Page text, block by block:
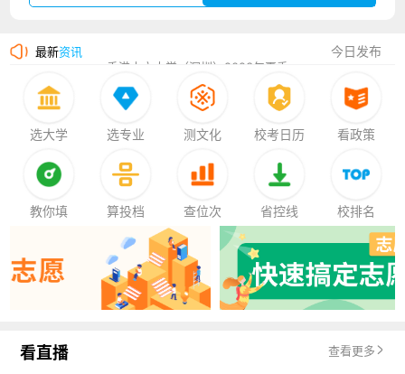
最新资讯
厦门大学嘉庚学院2023年艺术类招生简章
今日发布
选大学 选专业 测文化 校考日历 看政策
教你填 算投档 查位次 省控线 校排名
看直播 查看更多